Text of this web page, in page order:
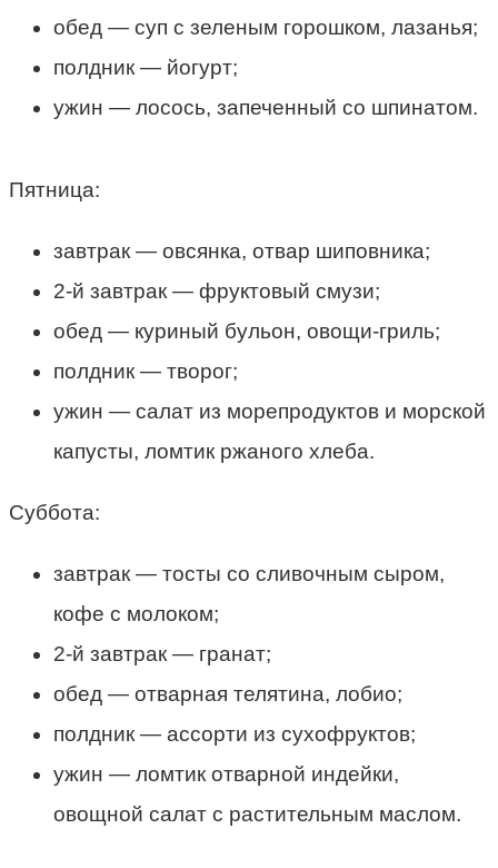
обед — суп с зеленым горошком, лазанья;
полдник — йогурт;
ужин — лосось, запеченный со шпинатом.
Пятница:
завтрак — овсянка, отвар шиповника;
2-й завтрак — фруктовый смузи;
обед — куриный бульон, овощи-гриль;
полдник — творог;
ужин — салат из морепродуктов и морской
капусты, ломтик ржаного хлеба.
Суббота:
завтрак — тосты со сливочным сыром,
кофе с молоком;
2-й завтрак — гранат;
обед — отварная телятина, лобио;
полдник — ассорти из сухофруктов;
ужин — ломтик отварной индейки,
овощной салат с растительным маслом.